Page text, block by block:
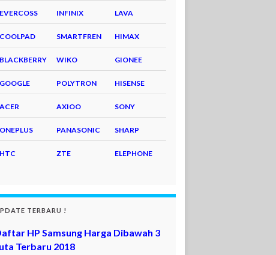
EVERCOSS INFINIX LAVA
COOLPAD SMARTFREN HIMAX
BLACKBERRY WIKO GIONEE
GOOGLE POLYTRON HISENSE
ACER AXIOO SONY
ONEPLUS PANASONIC SHARP
HTC ZTE ELEPHONE
TERBARU !
HP Samsung Harga Dibawah 3
Terbaru 2018